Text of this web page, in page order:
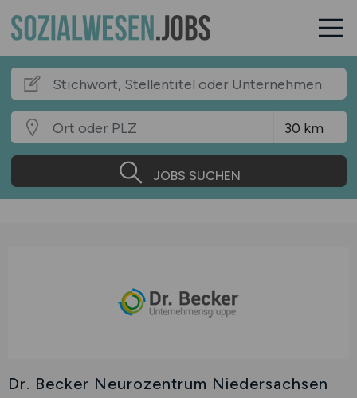
JOBS SUCHEN
Dr. Becker Neurozentrum Niedersachsen